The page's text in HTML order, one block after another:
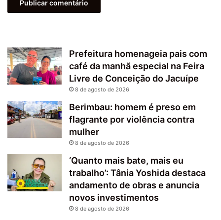
Prefeitura homenageia pais com
café da manhã especial na Feira
Livre de Conceição do Jacuípe
8 de agosto de 2026
Berimbau: homem é preso em
flagrante por violência contra
mulher
8 de agosto de 2026
‘Quanto mais bate, mais eu
trabalho’: Tânia Yoshida destaca
andamento de obras e anuncia
novos investimentos
8 de agosto de 2026